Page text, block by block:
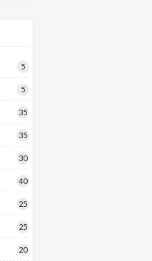
5
5
35
35
30
40
25
25
20